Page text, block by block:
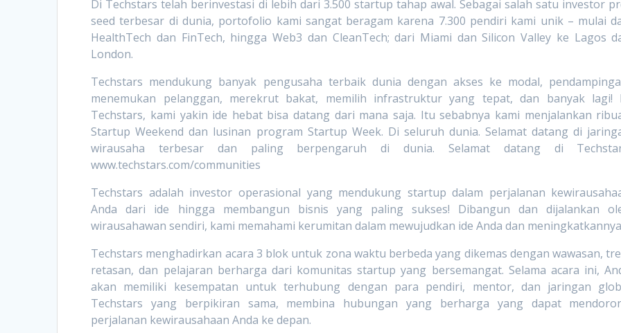
Di Techstars telah berinvestasi di lebih dari 3.500 startup tahap awal. Sebagai salah satu investor
seed terbesar di dunia, portofolio kami sangat beragam karena 7.300 pendiri kami unik – mulai
HealthTech dan FinTech, hingga Web3 dan CleanTech; dari Miami dan Silicon Valley ke Lagos
London.
Techstars mendukung banyak pengusaha terbaik dunia dengan akses ke modal,
menemukan pelanggan, merekrut bakat, memilih infrastruktur yang tepat, dan banyak lagi!
Techstars, kami yakin ide hebat bisa datang dari mana saja. Itu sebabnya kami menjalankan
Startup Weekend dan lusinan program Startup Week. Di seluruh dunia. Selamat datang di
wirausaha terbesar dan paling berpengaruh di dunia. Selamat datang di
www.techstars.com/communities
Techstars adalah investor operasional yang mendukung startup dalam perjalanan
Anda dari ide hingga membangun bisnis yang paling sukses! Dibangun dan dijalankan
wirausahawan sendiri, kami memahami kerumitan dalam mewujudkan ide Anda dan
Techstars menghadirkan acara 3 blok untuk zona waktu berbeda yang dikemas dengan wawasan,
retasan, dan pelajaran berharga dari komunitas startup yang bersemangat. Selama acara ini,
akan memiliki kesempatan untuk terhubung dengan para pendiri, mentor, dan jaringan
Techstars yang berpikiran sama, membina hubungan yang berharga yang dapat
perjalanan kewirausahaan Anda ke depan.